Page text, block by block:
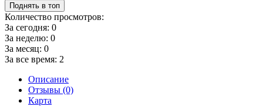
Поднять в топ
Количество просмотров:
За сегодня: 0
За неделю: 0
За месяц: 0
За все время: 2
Описание
Отзывы (0)
Карта